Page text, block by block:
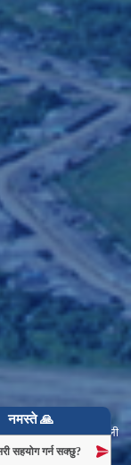
रुकुम (पश्चिम), कर्णाली
नमस्ते 🙏
सहयोग गर्न सक्छु?